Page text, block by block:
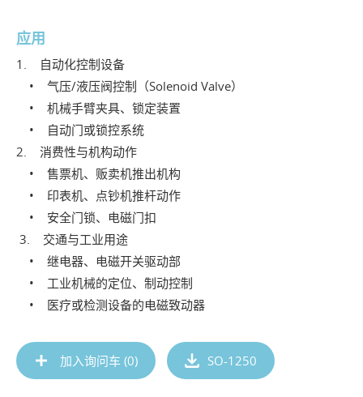
应用
1. 自动化控制设备
• 气压/液压阀控制（Solenoid Valve）
• 机械手臂夹具、锁定装置
• 自动门或锁控系统
2. 消费性与机构动作
• 售票机、贩卖机推出机构
• 印表机、点钞机推杆动作
• 安全门锁、电磁门扣
3. 交通与工业用途
• 继电器、电磁开关驱动部
• 工业机械的定位、制动控制
• 医疗或检测设备的电磁致动器
加入询问车 (0) SO-1250